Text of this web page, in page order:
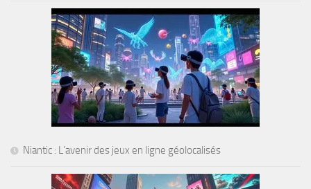
Niantic : L’avenir des jeux en ligne géolocalisés